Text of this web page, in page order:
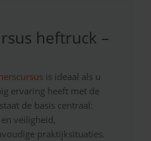
heftruck –
is ideaal als u
ervaring heeft met de
de basis centraal:
veiligheid,
praktijksituaties.